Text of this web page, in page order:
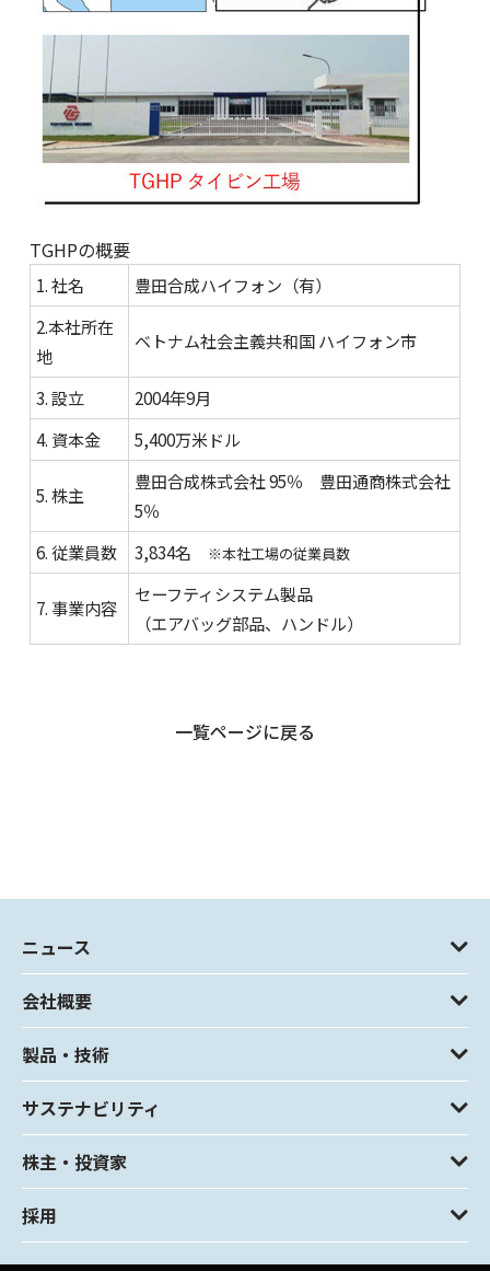
TGHPの概要
1. 社名
豊田合成ハイフォン（有）
2.本社所在
地
ベトナム社会主義共和国 ハイフォン市
3. 設立
2004年9月
4. 資本金
5,400万米ドル
5. 株主
豊田合成株式会社 95％ 豊田通商株式会社
5％
6. 従業員数
3,834名 ※本社工場の従業員数
7. 事業内容
セーフティシステム製品
（エアバッグ部品、ハンドル）
一覧ページに戻る
ニュース
会社概要
製品・技術
サステナビリティ
株主・投資家
採用